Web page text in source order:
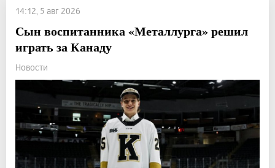
14:12, 5 авг 2026
Сын воспитанника «Металлурга» решил
играть за Канаду
Новости